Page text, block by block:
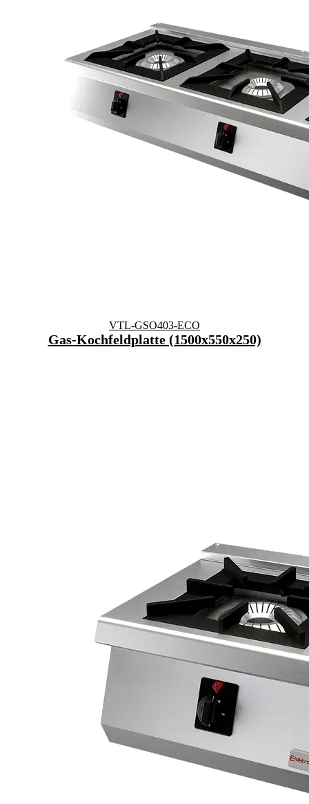
VTL-GSO403-ECO
Gas-Kochfeldplatte (1500x550x250)